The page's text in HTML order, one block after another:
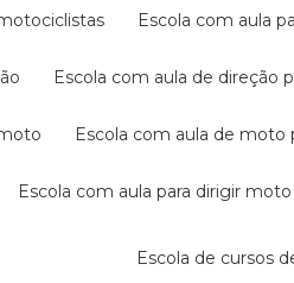
escola com aula
escola com aula de direção
escola com aula de moto
escola com aula para dirigir moto
escola de cursos